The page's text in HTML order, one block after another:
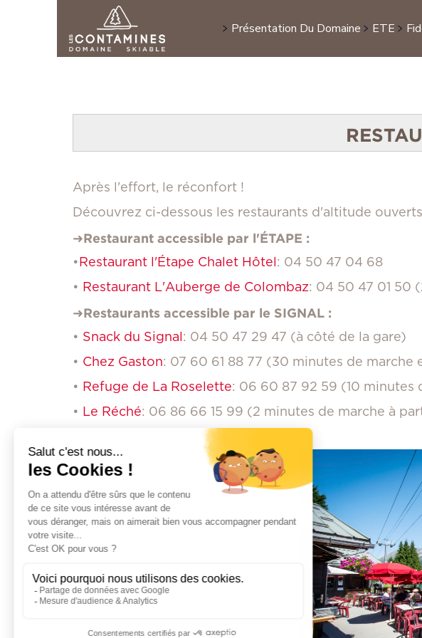
Présentation Du Domaine ETE
Après l'effort, le réconfort !
Découvrez ci-dessous les restaurants d'altitude
➜Restaurant accessible par l'ÉTAPE :
• Restaurant l'Étape Chalet Hôtel : 04 50 47 04 68
• Restaurant L'Auberge de Colombaz: 04 50 47 01 50
➜Restaurants accessible par le SIGNAL :
• Snack du Signal : 04 50 47 29 47 (à côté de la gare)
• Chez Gaston: 07 60 61 88 77 (30 minutes de
• Refuge de La Roselette: 06 60 87 92 59 (10 minutes
• Le Réché: 06 86 66 15 99 (2 minutes de marche à
PRÉSENTATION DU DOMAINE
ETE ACTIVITÉS
Parapente
VTT
FIDELOSKI